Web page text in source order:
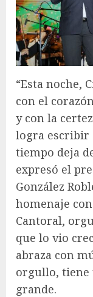
“Esta noche,
con el
y con la
logra escribir
tiempo deja
expresó el
González
homenaje
Cantoral,
que lo vio
abraza con
orgullo, tiene
grande.